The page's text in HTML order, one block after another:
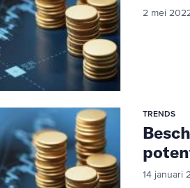
2 mei
TRENDS
14 januari